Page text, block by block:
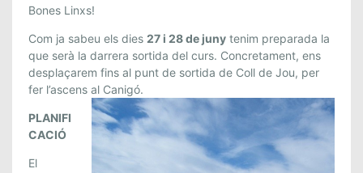
L
I
N
X
S
S
O
R
Bones Linxs!
Com ja sabeu els dies 27 i 28 de juny tenim preparada la
que serà la darrera sortida del curs. Concretament, ens
desplaçarem fins al punt de sortida de Coll de Jou, per
fer l’ascens al Canigó.
PLANIFI
CACIÓ
El